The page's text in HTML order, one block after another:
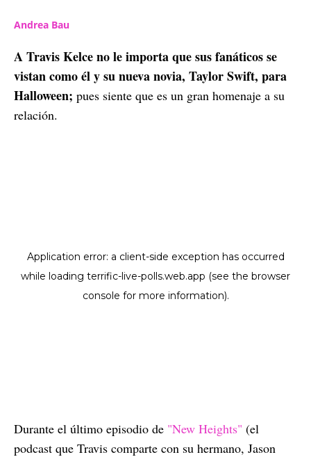
Andrea Bau
A Travis Kelce no le importa que sus fanáticos se
vistan como él y su nueva novia, Taylor Swift, para
Halloween; pues siente que es un gran homenaje a su
relación.
Durante el último episodio de "New Heights" (el
podcast que Travis comparte con su hermano, Jason